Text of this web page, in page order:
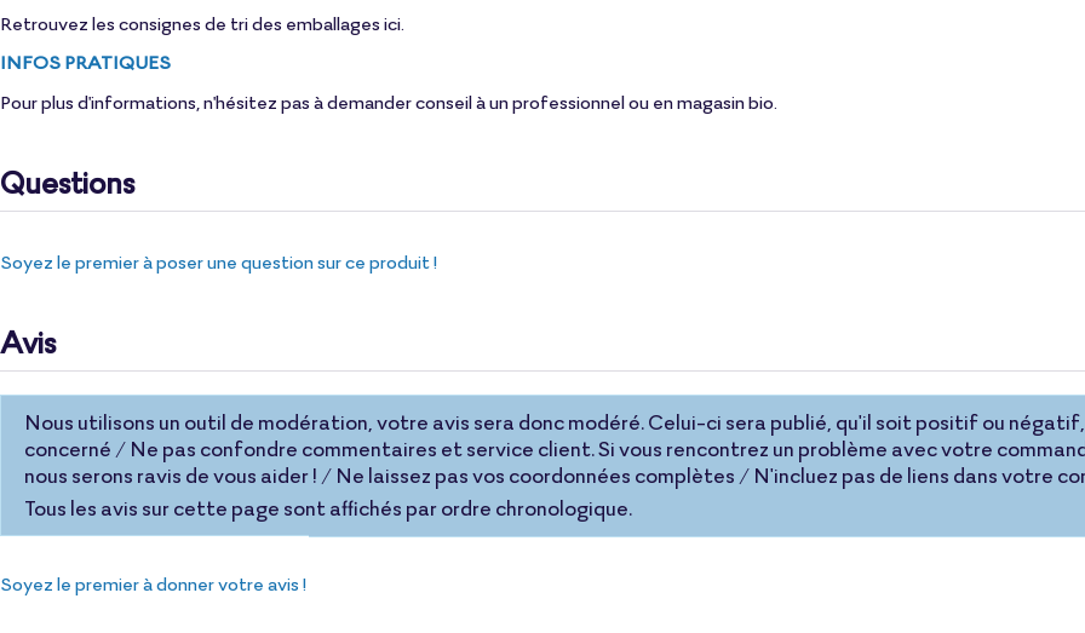
Retrouvez les consignes de tri des emballages ici
INFOS PRATIQUES
Pour plus d'informations, n'hésitez pas à demander conseil à un professionnel ou en magasin bio.
Questions
Soyez le premier à poser une question sur ce produit !
Avis
Nous utilisons un outil de modération, votre avis sera donc modéré. Celui-ci sera publié, qu'il soit positif ou
concerné / Ne pas confondre commentaires et service client. Si vous rencontrez un problème avec votre
nous serons ravis de vous aider ! / Ne laissez pas vos coordonnées complètes / N'incluez pas de liens dans votre
Tous les avis sur cette page sont affichés par ordre chronologique.
Soyez le premier à donner votre avis !